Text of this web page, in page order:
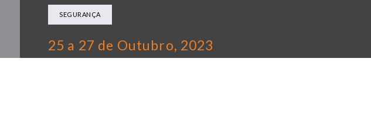
SEGURANÇA
25 a 27 de Outubro, 2023